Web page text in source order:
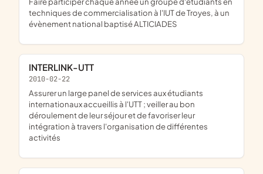
techniques de commercialisation à l'IUT de Troyes, à un
évènement national baptisé ALTICIADES
INTERLINK-UTT
2010-02-22
assurer un large panel de services aux étudiants
internationaux accueillis à l'UTT ; veiller au bon
déroulement de leur séjour et de favoriser leur
intégration à travers l'organisation de différentes
activités